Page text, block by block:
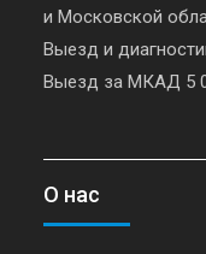
и Московской
Выезд и
Выезд за МКАД 5
О нас